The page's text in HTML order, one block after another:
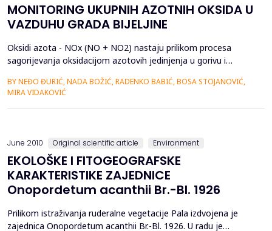
MONITORING UKUPNIH AZOTNIH OKSIDA U
VAZDUHU GRADA BIJELJINE
Oksidi azota - NOx (NO + NO2) nastaju prilikom procesa
sagorijevanja oksidacijom azotovih jedinjenja u gorivu i
kiseonika. Dio azotovih oksida, koji se pojavljuju u vazduhu,
nastaje kao posljedica pojedinih prirodnih procesa u zemljištu,
posebno iz azotnih đubriva koja se koriste u poljopr...
BY NEĐO ĐURIĆ, NADA BOŽIĆ, RADENKO BABIĆ, BOSA STOJANOVIĆ,
MIRA VIDAKOVIĆ
June 2010 Original scientific article Environment
EKOLOŠKE I FITOGEOGRAFSKE
KARAKTERISTIKE ZAJEDNICE
Onopordetum acanthii Br.-Bl. 1926
Prilikom istraživanja ruderalne vegetacije Pala izdvojena je
zajednica Onopordetum acanthii Br.-Bl. 1926. U radu je